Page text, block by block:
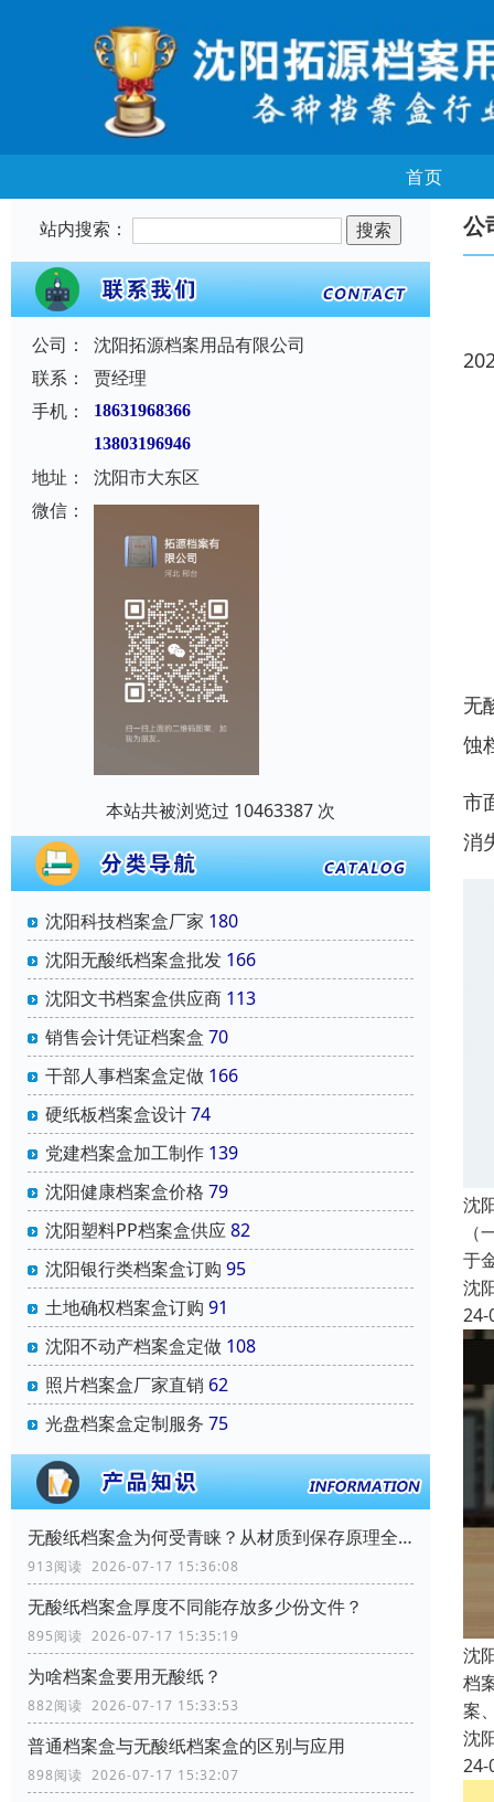
首页
站内搜索：
公司：
沈阳拓源档案用品有限公司
联系：
贾经理
手机：
18631968366
13803196946
地址：
沈阳市大东区
微信：
本站共被浏览过 10463387 次
沈阳科技档案盒厂家 180
沈阳无酸纸档案盒批发 166
沈阳文书档案盒供应商 113
销售会计凭证档案盒 70
干部人事档案盒定做 166
硬纸板档案盒设计74
党建档案盒加工制作 139
沈阳健康档案盒价格 79
沈阳塑料PP档案盒供应82
沈阳银行类档案盒订购 95
土地确权档案盒订购 91
沈阳不动产档案盒定做 108
照片档案盒厂家直销 62
光盘档案盒定制服务 75
无酸纸档案盒为何受青睐？从材质到保存原理全解析
913阅读 2026-07-17 15:36:08
无酸纸档案盒厚度不同能存放多少份文件？
895阅读 2026-07-17 15:35:19
为啥档案盒要用无酸纸？
882阅读 2026-07-17 15:33:53
普通档案盒与无酸纸档案盒的区别与应用
898阅读 2026-07-17 15:32:07
公
无
蚀
市
消
沈
于
沈
24-
沈
档
案
沈
24-